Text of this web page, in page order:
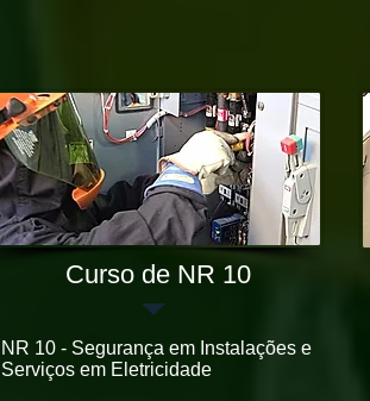
Curso de NR 10
NR 10 - Segurança em Instalações e
Serviços em Eletricidade